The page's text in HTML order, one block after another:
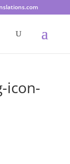
icon-